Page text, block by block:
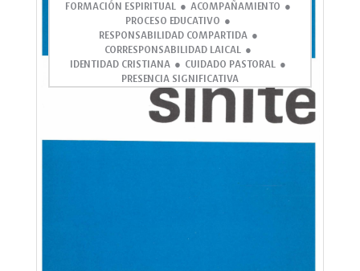
FORMACIÓN ESPIRITUAL
ACOMPAÑAMIENTO
PROCESO EDUCATIVO
RESPONSABILIDAD COMPARTIDA
CORRESPONSABILIDAD LAICAL
IDENTIDAD CRISTIANA
CUIDADO PASTORAL
PRESENCIA SIGNIFICATIVA